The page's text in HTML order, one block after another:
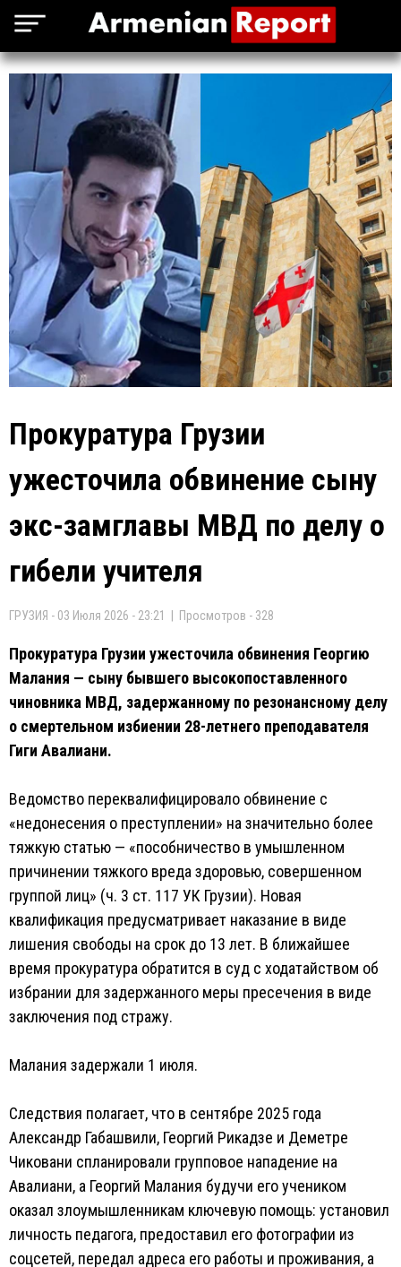
Прокуратура Грузии
ужесточила обвинение сыну
экс-замглавы МВД по делу о
гибели учителя
ГРУЗИЯ - 03 Июля 2026 - 23:21 | Просмотров - 328
Прокуратура Грузии ужесточила обвинения Георгию
Малания — сыну бывшего высокопоставленного
чиновника МВД, задержанному по резонансному делу
о смертельном избиении 28-летнего преподавателя
Гиги Авалиани.
Ведомство переквалифицировало обвинение с
«недонесения о преступлении» на значительно более
тяжкую статью — «пособничество в умышленном
причинении тяжкого вреда здоровью, совершенном
группой лиц» (ч. 3 ст. 117 УК Грузии). Новая
квалификация предусматривает наказание в виде
лишения свободы на срок до 13 лет. В ближайшее
время прокуратура обратится в суд с ходатайством об
избрании для задержанного меры пресечения в виде
заключения под стражу.
Малания задержали 1 июля.
Следствия полагает, что в сентябре 2025 года
Александр Габашвили, Георгий Рикадзе и Деметре
Чиковани спланировали групповое нападение на
Авалиани, а Георгий Малания будучи его учеником
оказал злоумышленникам ключевую помощь: установил
личность педагога, предоставил его фотографии из
соцсетей, передал адреса его работы и проживания, а